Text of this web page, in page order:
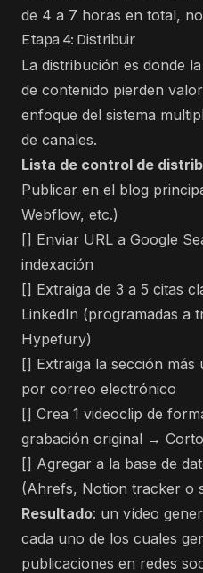
de 4 a 7 horas en total,
Etapa 4: Distribuir
La distribución es donde
de contenido pierden
enfoque del sistema
de canales.
Lista de control de
Publicar en el blog
Webflow, etc.)
[] Enviar URL a Google
indexación
[] Extraiga de 3 a 5 citas
LinkedIn (programadas a
Hypefury)
[] Extraiga la sección
por correo electrónico
[] Crea 1 videoclip de
grabación original →
[] Agregar a la base de
(Ahrefs, Notion tracker o
Resultado: un vídeo
cada uno de los cuales
publicaciones en redes